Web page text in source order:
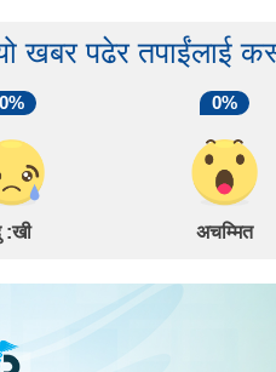
खबर पढेर तपाईंलाई
0%
:खी
0%
अचम्मित